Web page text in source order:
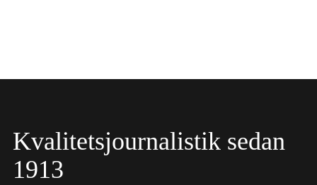
Kvalitetsjournalistik sedan
1913